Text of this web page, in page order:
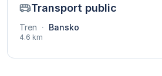
Transport public
Tren · Bansko
4.6 km